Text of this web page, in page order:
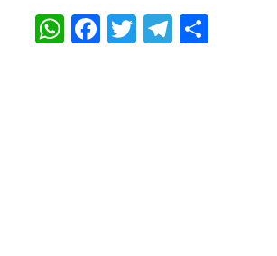
WhatsApp
Facebook
TwitterTelegram